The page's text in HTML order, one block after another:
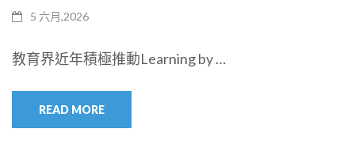
5 六月,2026
教育界近年積極推動Learning by …
READ MORE